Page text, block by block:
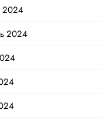
2024
2024